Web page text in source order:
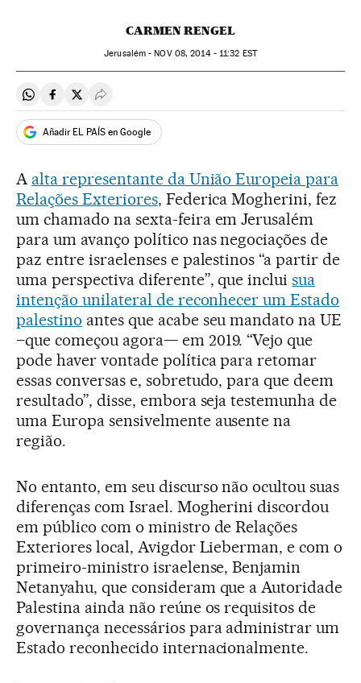
CARMEN RENGEL
Jerusalém -NOV08, 2014 - 11:32 EST
Compartir en Whatsapp
Compartir en Facebook
Compartir en Twitter
Desplegar Redes Sociales
Añadir EL PAÍS en Google
A alta representante da União Europeia para
Relações Exteriores, Federica Mogherini, fez
um chamado na sexta-feira em Jerusalém
para um avanço político nas negociações de
paz entre israelenses e palestinos “a partir de
uma perspectiva diferente”, que incluisua
intenção unilateral de reconhecer um Estado
palestino antes que acabe seu mandato na UE
–que começou agora— em 2019. “Vejo que
pode haver vontade política para retomar
essas conversas e, sobretudo, para que deem
resultado”, disse, embora seja testemunha de
uma Europa sensivelmente ausente na
região.
No entanto, em seu discurso não ocultou suas
diferenças com Israel. Mogherini discordou
em público com o ministro de Relações
Exteriores local, Avigdor Lieberman, e com o
primeiro-ministro israelense, Benjamin
Netanyahu, que consideram que a Autoridade
Palestina ainda não reúne os requisitos de
governança necessários para administrar um
Estado reconhecido internacionalmente.